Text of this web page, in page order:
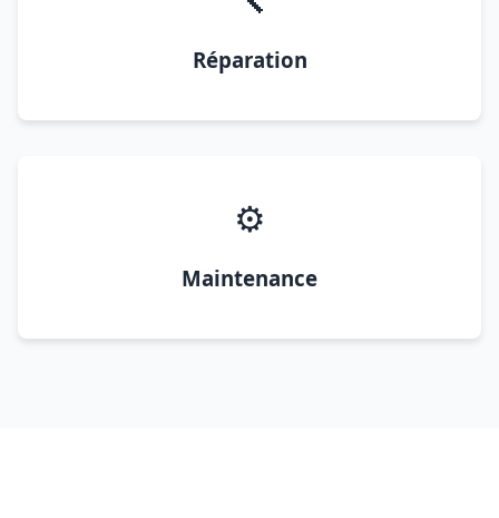
Réparation
⚙️
Maintenance